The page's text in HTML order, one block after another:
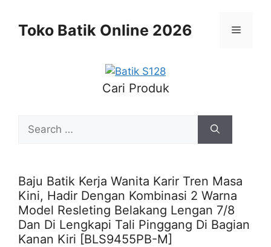
contentToko Batik Online 2026 Menu
Cari Produk
for:
Baju Batik Kerja Wanita Karir Tren Masa
Kini, Hadir Dengan Kombinasi 2 Warna
Model Resleting Belakang Lengan 7/8
Dan Di Lengkapi Tali Pinggang Di Bagian
Kanan Kiri [BLS9455PB-M]